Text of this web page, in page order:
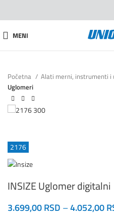
MENI
Početna Alati merni, instrumenti i
Uglomeri
2176
INSIZE Uglomer digitalni
3.699,00RSD –4.052,00